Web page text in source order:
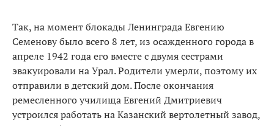
Так, на момент блокады Ленинграда Евгению
Семенову было всего 8 лет, из осажденного города в
апреле 1942 года его вместе с двумя сестрами
эвакуировали на Урал. Родители умерли, поэтому их
отправили в детский дом. После окончания
ремесленного училища Евгений Дмитриевич
устроился работать на Казанский вертолетный завод,